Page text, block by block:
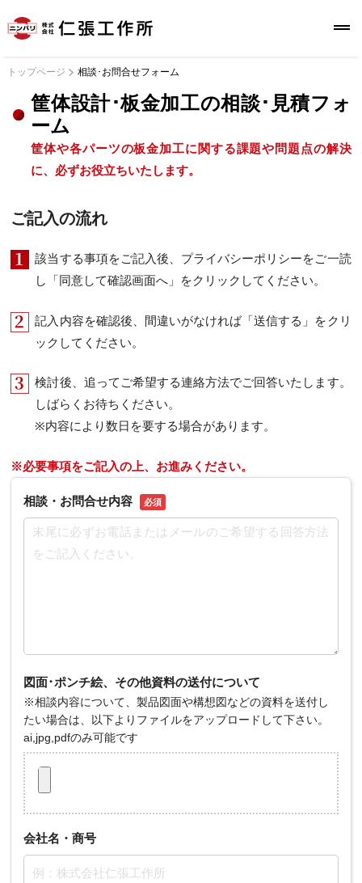
トップページ 相談･お問合せフォーム
筐体設計･板金加工の相談･見積フォ
ーム
筐体や各パーツの板金加工に関する課題や問題点の解決
に、必ずお役立ちいたします。
ご記入の流れ
該当する事項をご記入後、プライバシーポリシーをご一読
し「同意して確認画面へ」をクリックしてください。
記入内容を確認後、間違いがなければ「送信する」をクリ
ックしてください。
検討後、追ってご希望する連絡方法でご回答いたします。
しばらくお待ちください。
※内容により数日を要する場合があります。
※必要事項をご記入の上、お進みください。
相談・お問合せ内容 必須
図面･ポンチ絵、その他資料の送付について
※相談内容について、製品図面や構想図などの資料を送付し
たい場合は、以下よりファイルをアップロードして下さい。
ai,jpg,pdfのみ可能です
会社名・商号